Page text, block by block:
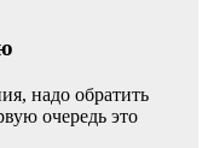
надо обратить
очередь это